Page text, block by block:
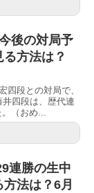
後の対局予
方法は？
四段との対局で、
四段は、歴代連
（おめ...
連勝の生中
法は？6月